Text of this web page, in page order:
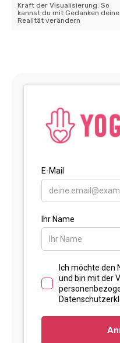
Kraft der Visualisierung: So
kannst du mit Gedanken deine
Realität verändern